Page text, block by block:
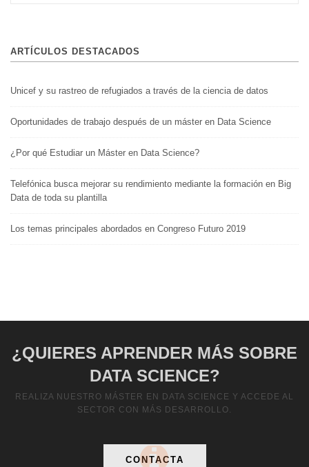
ARTÍCULOS DESTACADOS
Unicef y su rastreo de refugiados a través de la ciencia de datos
Oportunidades de trabajo después de un máster en Data Science
¿Por qué Estudiar un Máster en Data Science?
Telefónica busca mejorar su rendimiento mediante la formación en Big
Data de toda su plantilla
Los temas principales abordados en Congreso Futuro 2019
¿QUIERES APRENDER MÁS SOBRE
DATA SCIENCE?
REALIZA NUESTRO MÁSTER EN DATA SCIENCE Y ACCEDE AL
SECTOR CON MÁS DESARROLLO.
CONTACTA